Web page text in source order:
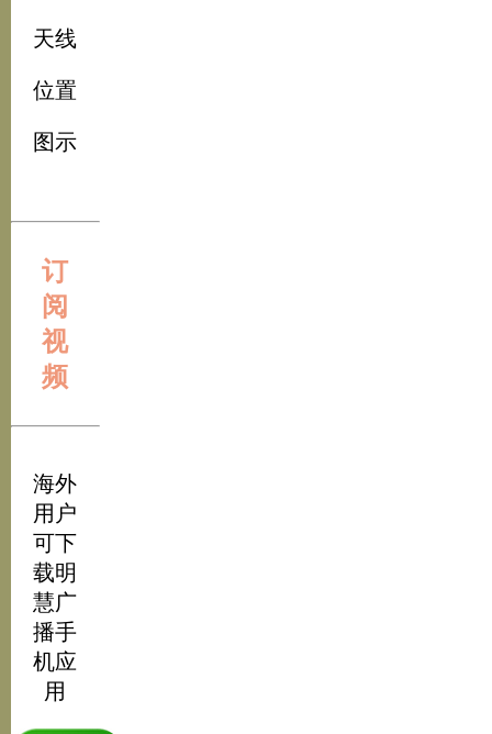
天线
位置
图示
订
阅
视
频
海外
用户
可下
载明
慧广
播手
机应
用